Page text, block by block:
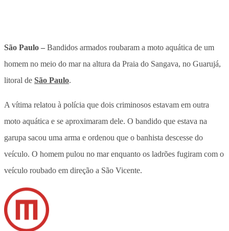
São Paulo – Bandidos armados roubaram a moto aquática de um
homem no meio do mar na altura da Praia do Sangava, no Guarujá,
litoral de São Paulo.
A vítima relatou à polícia que dois criminosos estavam em outra
moto aquática e se aproximaram dele. O bandido que estava na
garupa sacou uma arma e ordenou que o banhista descesse do
veículo. O homem pulou no mar enquanto os ladrões fugiram com o
veículo roubado em direção a São Vicente.